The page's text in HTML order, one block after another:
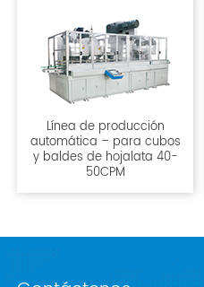
Línea de producción
automática – para cubos
y baldes de hojalata 40-
50CPM